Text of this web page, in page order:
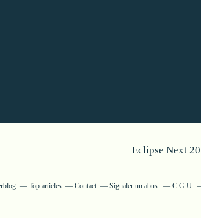
Eclipse Next
Top articles Contact Signaler un abus C.G.U.